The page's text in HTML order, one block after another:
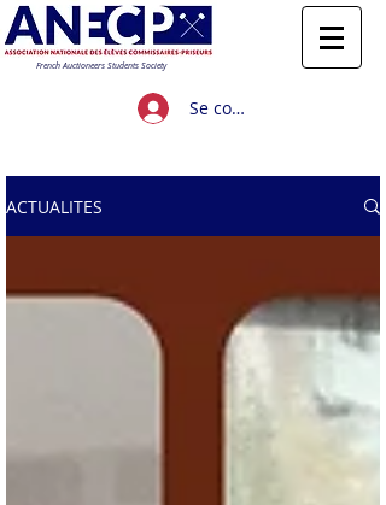
French Auctioneers Students Society
Se connecter
ACTUALITES